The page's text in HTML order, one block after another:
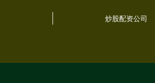
炒股配资公司